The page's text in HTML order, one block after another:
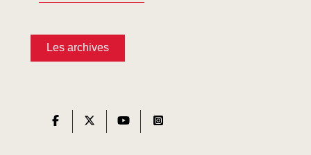
Les archives